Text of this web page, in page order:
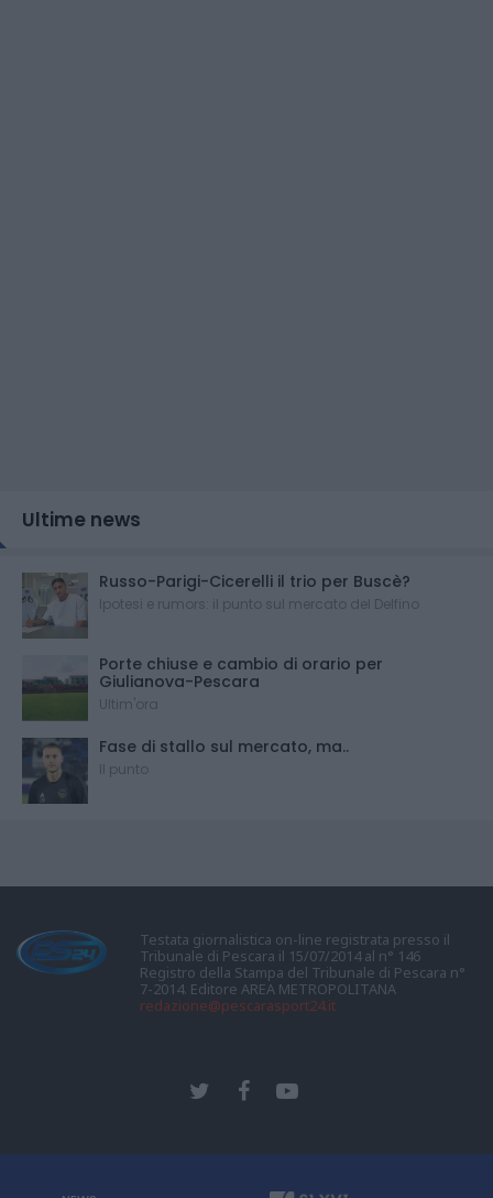
Ultime news
Russo-Parigi-Cicerelli il trio per Buscè?
Ipotesi e rumors: il punto sul mercato del Delfino
Porte chiuse e cambio di orario per
Giulianova-Pescara
Ultim'ora
Fase di stallo sul mercato, ma..
Il punto
Testata giornalistica on-line registrata presso il
Tribunale di Pescara il 15/07/2014 al n° 146
Registro della Stampa del Tribunale di Pescara n°
7-2014. Editore AREA METROPOLITANA
redazione@pescarasport24.it